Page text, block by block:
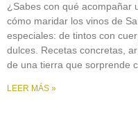
¿Sabes con qué acompañar
cómo maridar los vinos de
especiales: de tintos con
dulces. Recetas concretas,
de una tierra que sorprende
LEER MÁS »